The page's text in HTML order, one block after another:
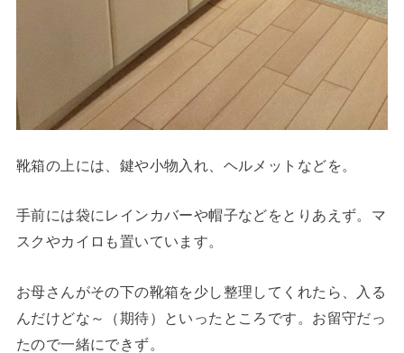
靴箱の上には、鍵や小物入れ、ヘルメットなどを。
手前には袋にレインカバーや帽子などをとりあえず。マ
スクやカイロも置いています。
お母さんがその下の靴箱を少し整理してくれたら、入る
んだけどな～（期待）といったところです。お留守だっ
たので一緒にできず。